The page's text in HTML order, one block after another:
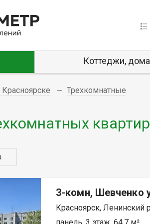
Коттеджи,
Трехкомнатные
3-комн, Шевченко
Красноярск, Ленинский